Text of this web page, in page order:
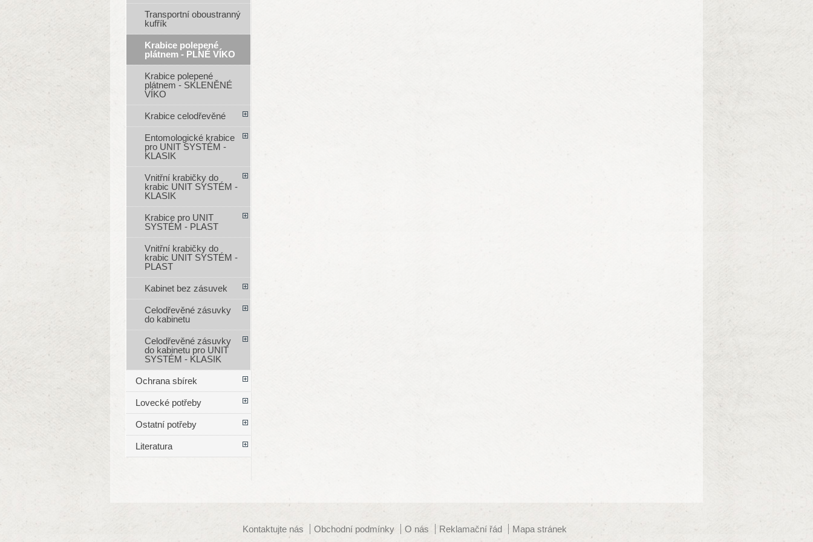
Transportní oboustranný
kufřík
Krabice polepené
plátnem - PLNÉ VÍKO
Krabice polepené
plátnem - SKLENĚNÉ
VÍKO
Krabice celodřevěné
Entomologické krabice
pro UNIT SYSTÉM -
KLASIK
Vnitřní krabičky do
krabic UNIT SYSTÉM -
KLASIK
Krabice pro UNIT
SYSTÉM - PLAST
Vnitřní krabičky do
krabic UNIT SYSTÉM -
PLAST
Kabinet bez zásuvek
Celodřevěné zásuvky
do kabinetu
Celodřevěné zásuvky
do kabinetu pro UNIT
SYSTÉM - KLASIK
Ochrana sbírek
Lovecké potřeby
Ostatní potřeby
Literatura
Kontaktujte nás Obchodní podmínky O nás Reklamační řád Mapa stránek